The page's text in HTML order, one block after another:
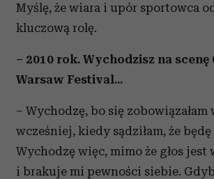
Myślę, że wiara i upór sportowca
kluczową rolę.
– 2010 rok. Wychodzisz na scenę
Warsaw Festival...
– Wychodzę, bo się
wcześniej, kiedy sądziłam, że
Wychodzę więc, mimo że głos jest
i brakuje mi pewności siebie.